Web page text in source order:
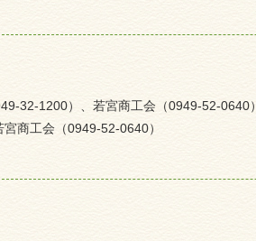
32-1200）、若宮商工会（0949-52-0640）
商工会（0949-52-0640）